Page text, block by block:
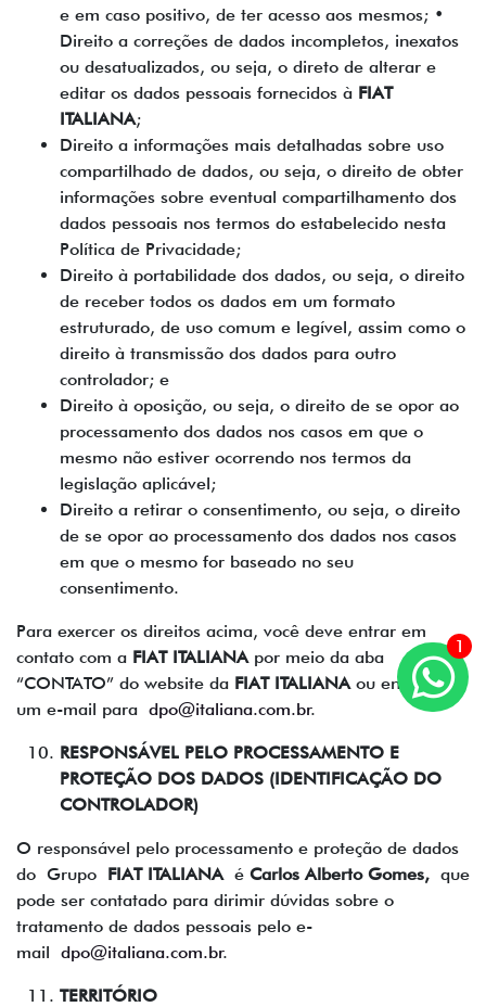
e em caso positivo, de ter acesso aos mesmos; •
Direito a correções de dados incompletos, inexatos
ou desatualizados, ou seja, o direto de alterar e
editar os dados pessoais fornecidos à FIAT
ITALIANA;
Direito a informações mais detalhadas sobre uso
compartilhado de dados, ou seja, o direito de obter
informações sobre eventual compartilhamento dos
dados pessoais nos termos do estabelecido nesta
Política de Privacidade;
Direito à portabilidade dos dados, ou seja, o direito
de receber todos os dados em um formato
estruturado, de uso comum e legível, assim como o
direito à transmissão dos dados para outro
controlador; e
Direito à oposição, ou seja, o direito de se opor ao
processamento dos dados nos casos em que o
mesmo não estiver ocorrendo nos termos da
legislação aplicável;
Direito a retirar o consentimento, ou seja, o direito
de se opor ao processamento dos dados nos casos
em que o mesmo for baseado no seu
consentimento.
Para exercer os direitos acima, você deve entrar em
contato com a FIAT ITALIANA por meio da aba
“CONTATO” do website da FIAT ITALIANA ou enviando
um e-mail para dpo@italiana.com.br.
RESPONSÁVEL PELO PROCESSAMENTO E
PROTEÇÃO DOS DADOS (IDENTIFICAÇÃO DO
CONTROLADOR)
O responsável pelo processamento e proteção de dados
do Grupo FIAT ITALIANAé Carlos Alberto Gomes, que
pode ser contatado para dirimir dúvidas sobre o
tratamento de dados pessoais pelo e-
mail dpo@italiana.com.br.
TERRITÓRIO
1